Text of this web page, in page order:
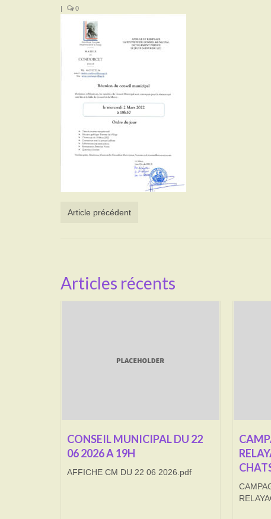
| 0
Article précédent
Articles récents
CONSEIL MUNICIPAL DU 22
06 2026 A 19H
AFFICHE CM DU 22 06 2026.pdf